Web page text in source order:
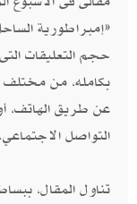
«إمبراطورية
حجم التعليقات
بكامله، من
عن طريق الهاتف،
التواصل الاجتماعي.
تناول المقال،